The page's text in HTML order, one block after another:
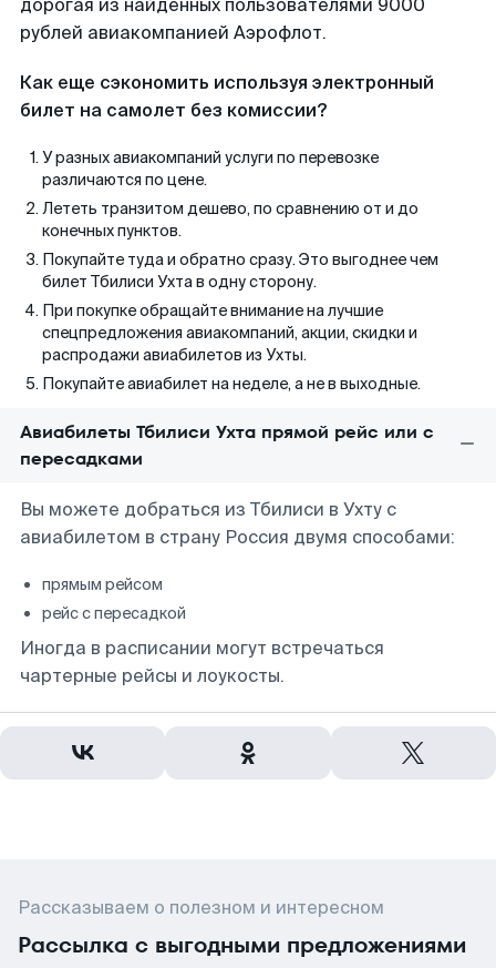
дорогая из найденных пользователями 9000
рублей авиакомпанией Аэрофлот.
Как еще сэкономить используя электронный
билет на самолет без комиссии?
У разных авиакомпаний услуги по перевозке
различаются по цене.
Лететь транзитом дешево, по сравнению от и до
конечных пунктов.
Покупайте туда и обратно сразу. Это выгоднее чем
билет Тбилиси Ухта в одну сторону.
При покупке обращайте внимание на лучшие
спецпредложения авиакомпаний, акции, скидки и
распродажи авиабилетов из Ухты.
Покупайте авиабилет на неделе, а не в выходные.
Авиабилеты Тбилиси Ухта прямой рейс или с
пересадками
Вы можете добраться из Тбилиси в Ухту с
авиабилетом в страну Россия двумя способами:
прямым рейсом
рейс с пересадкой
Иногда в расписании могут встречаться
чартерные рейсы и лоукосты.
Рассказываем о полезном и интересном
Рассылка с выгодными предложениями